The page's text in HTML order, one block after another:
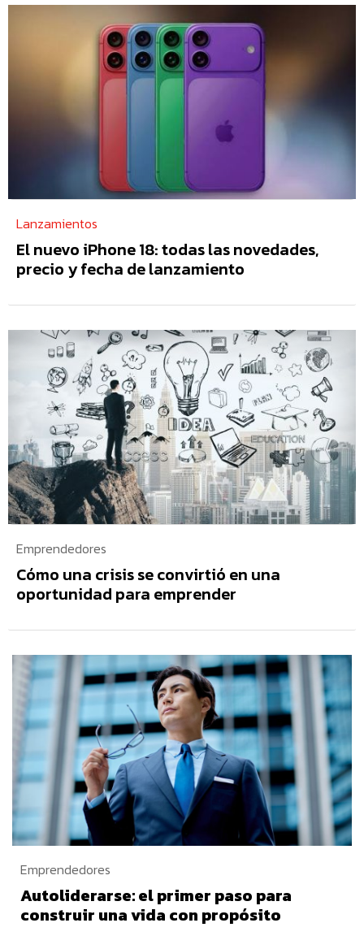
Lanzamientos
El nuevo iPhone 18: todas las novedades,
precio y fecha de lanzamiento
Emprendedores
Cómo una crisis se convirtió en una
oportunidad para emprender
Emprendedores
Autoliderarse: el primer paso para
construir una vida con propósito